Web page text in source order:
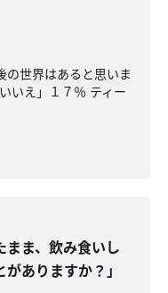
の世界はあると思いま
いえ」１７％ ティー
まま、飲み食いし
ありますか？」